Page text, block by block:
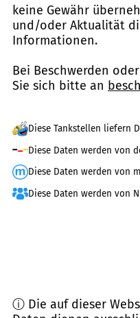
keine Gewähr
und/oder Aktualität
Informationen.
Bei Beschwerden
Sie sich bitte an
Diese Tankstellen liefern
Diese Daten werden von
Diese Daten werden von
Diese Daten werden von
ⓘ Die auf dieser